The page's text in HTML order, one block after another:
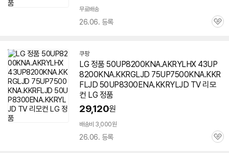
무료배송
26.06. 등록
관
쿠팡
LG 정품 50UP8200KNA.AKRYLHX 43UP
8200KNA.KKRGLJD 75UP7500KNA.KKR
FLJD 50UP8300ENA.KKRYLJD TV 리모
컨 LG 정품
29,120원
배송비 3,000원
26.06. 등록
관